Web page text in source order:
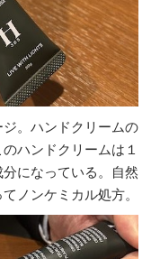
。ハンドクリームの
ハンドクリームは１
になっている。自然
ノンケミカル処方。